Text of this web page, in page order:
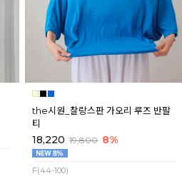
the시원_찰랑스판 가오리 루즈 반팔
티
18,220 19,800 8%
F(44-100)